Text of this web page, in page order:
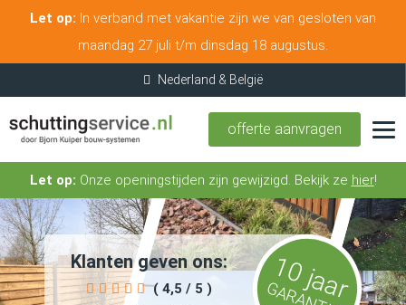
Let op: In verband met vakantie zijn we van gesloten van
maandag 27 juli t/m dinsdag 18 augustus.
offerte aanvragen
Let op: Onze openingstijden zijn gewijzigd. Bekijk ze hier!
Klanten geven ons:
( 4,5 / 5 )
10 jaar